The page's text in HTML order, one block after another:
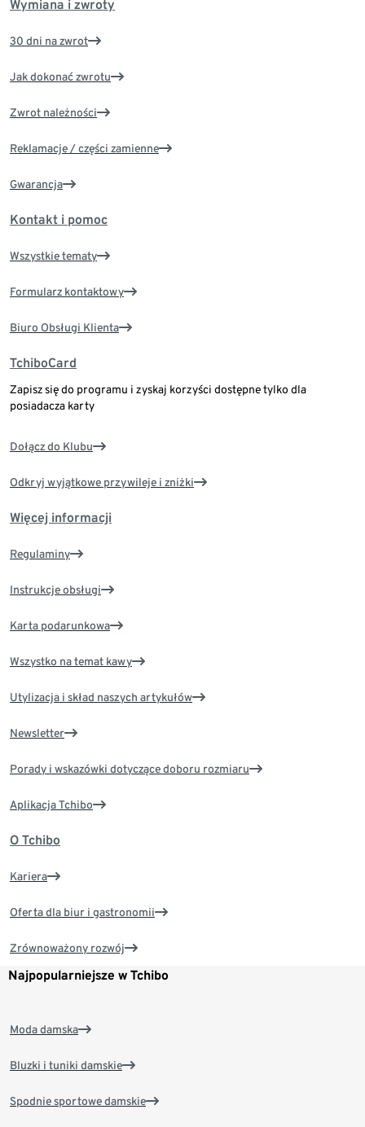
Wymiana i zwroty
30 dni na zwrot
Jak dokonać zwrotu
Zwrot należności
Reklamacje / części zamienne
Gwarancja
Kontakt i pomoc
Wszystkie tematy
Formularz kontaktowy
Biuro Obsługi Klienta
TchiboCard
Zapisz się do programu i zyskaj korzyści dostępne tylko dla
posiadacza karty
Dołącz do Klubu
Odkryj wyjątkowe przywileje i zniżki
Więcej informacji
Regulaminy
Instrukcje obsługi
Karta podarunkowa
Wszystko na temat kawy
Utylizacja i skład naszych artykułów
Newsletter
Porady i wskazówki dotyczące doboru rozmiaru
Aplikacja Tchibo
O Tchibo
Kariera
Oferta dla biur i gastronomii
Zrównoważony rozwój
Najpopularniejsze w Tchibo
Moda damska
Bluzki i tuniki damskie
Spodnie sportowe damskie